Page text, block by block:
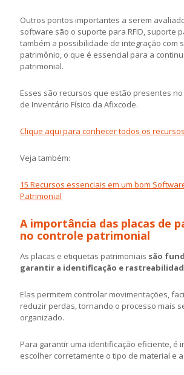
Outros pontos importantes a serem
software são o suporte para RFID, suporte
também a possibilidade de integração com
patrimônio, o que é essencial para a
patrimonial.
Esses são recursos que estão presentes
de Inventário Físico da Afixcode.
Clique aqui para conhecer todos os
Veja também:
15 Recursos essenciais em um bom
Patrimonial
A importância das placas de
no controle patrimonial
As placas e etiquetas patrimoniais são
garantir a identificação e
Elas permitem controlar movimentações,
reduzir perdas, tornando o processo mais
organizado.
Para garantir uma identificação eficiente, é
escolher corretamente o tipo de material e